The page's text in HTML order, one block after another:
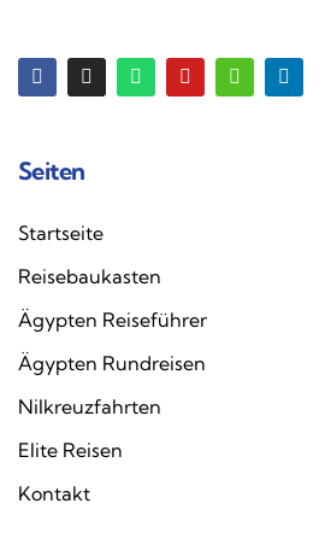
Seiten
Startseite
Reisebaukasten
Ägypten Reiseführer
Ägypten Rundreisen
Nilkreuzfahrten
Elite Reisen
Kontakt